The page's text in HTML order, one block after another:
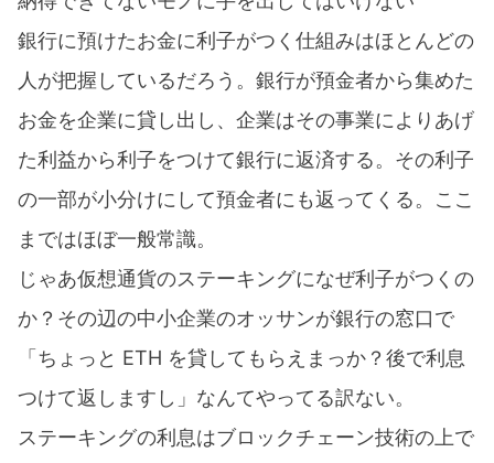
銀行に預けたお金に利子がつく仕組みはほとんどの
人が把握しているだろう。銀行が預金者から集めた
お金を企業に貸し出し、企業はその事業によりあげ
た利益から利子をつけて銀行に返済する。その利子
の一部が小分けにして預金者にも返ってくる。ここ
まではほぼ一般常識。
じゃあ仮想通貨のステーキングになぜ利子がつくの
か？その辺の中小企業のオッサンが銀行の窓口で
「ちょっと ETH を貸してもらえまっか？後で利息
つけて返しますし」なんてやってる訳ない。
ステーキングの利息はブロックチェーン技術の上で